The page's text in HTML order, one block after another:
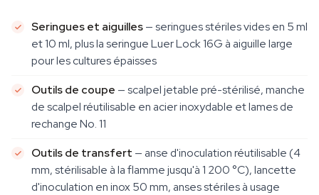
Seringues et aiguilles— seringues stériles vides en 5 ml
et 10 ml, plus la seringue Luer Lock 16G à aiguille large
pour les cultures épaisses
Outils de coupe — scalpel jetable pré-stérilisé, manche
de scalpel réutilisable en acier inoxydable et lames de
rechange No. 11
Outils de transfert — anse d'inoculation réutilisable (4
mm, stérilisable à la flamme jusqu'à 1 200 °C), lancette
d'inoculation en inox 50 mm, anses stériles à usage